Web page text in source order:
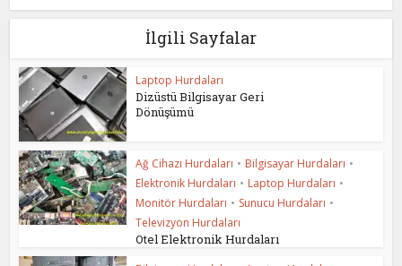
İlgili Sayfalar
Laptop Hurdaları
Dizüstü Bilgisayar Geri
Dönüşümü
Ağ Cihazı Hurdaları • Bilgisayar Hurdaları •
Elektronik Hurdaları • Laptop Hurdaları •
Monitör Hurdaları • Sunucu Hurdaları •
Televizyon Hurdaları
Otel Elektronik Hurdaları